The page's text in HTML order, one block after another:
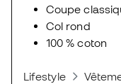
Coupe
Col rond
100 % coton
Lifestyle